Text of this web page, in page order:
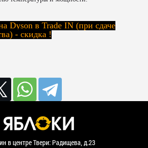
Dyson в Trade IN (при сдаче
- скидка !
в центре Твери: Радищева, д.23